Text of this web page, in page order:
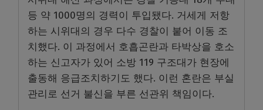
등 약 1000명의 경력이 투입됐다. 거세게 저항
하는 시위대의 경우 다수 경찰이 붙어 이동 조
치했다. 이 과정에서 호흡곤란과 타박상을 호소
하는 신고자가 있어 소방 119 구조대가 현장에
출동해 응급조치하기도 했다. 이런 혼란은 부실
관리로 선거 불신을 부른 선관위 책임이다.